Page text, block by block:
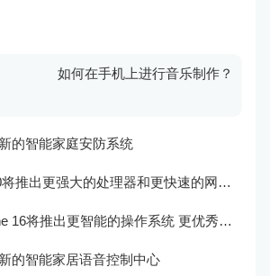
如何在手机上进行音乐制作？
的智能家庭安防系统
Huawei P70将推出更强大的处理器和更快速的网络连接
Apple iPhone 16将推出更智能的操作系统 更优秀的音频效果
的智能家居语音控制中心